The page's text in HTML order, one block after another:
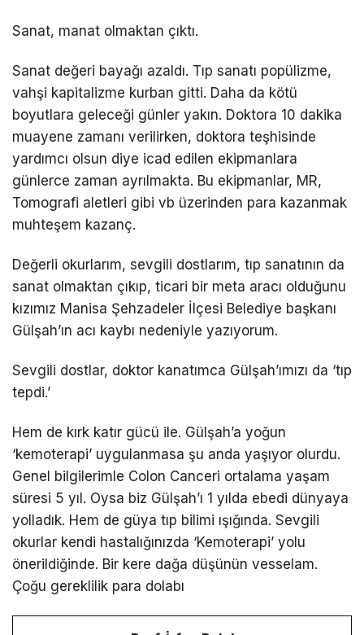
Sanat, manat olmaktan çıktı.
Sanat değeri bayağı azaldı. Tıp sanatı popülizme,
vahşi kapitalizme kurban gitti. Daha da kötü
boyutlara geleceği günler yakın. Doktora 10 dakika
muayene zamanı verilirken, doktora teşhisinde
yardımcı olsun diye icad edilen ekipmanlara
günlerce zaman ayrılmakta. Bu ekipmanlar, MR,
Tomografi aletleri gibi vb üzerinden para kazanmak
muhteşem kazanç.
Değerli okurlarım, sevgili dostlarım, tıp sanatının da
sanat olmaktan çıkıp, ticari bir meta aracı olduğunu
kızımız Manisa Şehzadeler İlçesi Belediye başkanı
Gülşah’ın acı kaybı nedeniyle yazıyorum.
Sevgili dostlar, doktor kanatımca Gülşah’ımızı da ‘tıp
tepdi.’
Hem de kırk katır gücü ile. Gülşah’a yoğun
‘kemoterapi’ uygulanmasa şu anda yaşıyor olurdu.
Genel bilgilerimle Colon Canceri ortalama yaşam
süresi 5 yıl. Oysa biz Gülşah’ı 1 yılda ebedi dünyaya
yolladık. Hem de güya tıp bilimi ışığında. Sevgili
okurlar kendi hastalığınızda ‘Kemoterapi’ yolu
önerildiğinde. Bir kere dağa düşünün vesselam.
Çoğu gereklilik para dolabı